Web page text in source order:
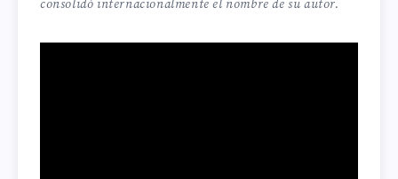
consolidó internacionalmente el nombre de su autor.